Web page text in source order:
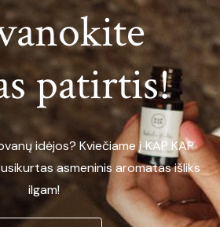
patirtis!
idėjos? Kviečiame į KAP KAP
asmeninis aromatas išliks
ilgam!